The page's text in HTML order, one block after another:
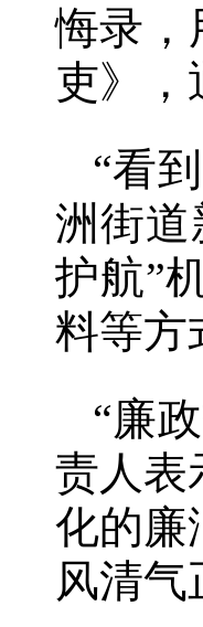
悔录，
吏》，
“看
洲街道
护航”
料等方
“廉
责人表
化的廉
风清